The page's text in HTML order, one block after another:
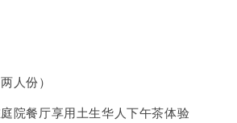
人份）
院餐厅享用土生华人下午茶体验